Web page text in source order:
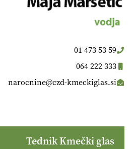
01 473 53 59
064 222 333
narocnine@czd-kmeckiglas.si
Tednik Kmečki glas